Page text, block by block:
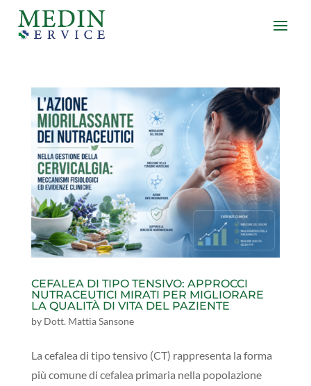
CEFALEA DI TIPO TENSIVO: APPROCCI
NUTRACEUTICI MIRATI PER MIGLIORARE
LA QUALITÀ DI VITA DEL PAZIENTE
by Dott. Mattia Sansone
La cefalea di tipo tensivo (CT) rappresenta la forma
più comune di cefalea primaria nella popolazione